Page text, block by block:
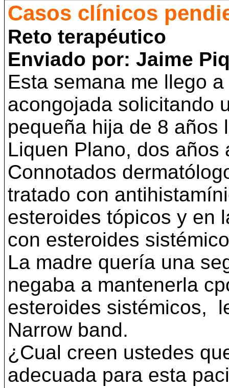
Casos clínicos
Reto terapéutico
Enviado por: Jaime
Esta semana me llego
acongojada solicitando
pequeña hija de 8 años
Liquen Plano, dos
Connotados
tratado con
esteroides tópicos y en
con esteroides
La madre quería una
negaba a mantenerla
esteroides sistémicos,
Narrow band.
¿Cual creen ustedes
adecuada para esta